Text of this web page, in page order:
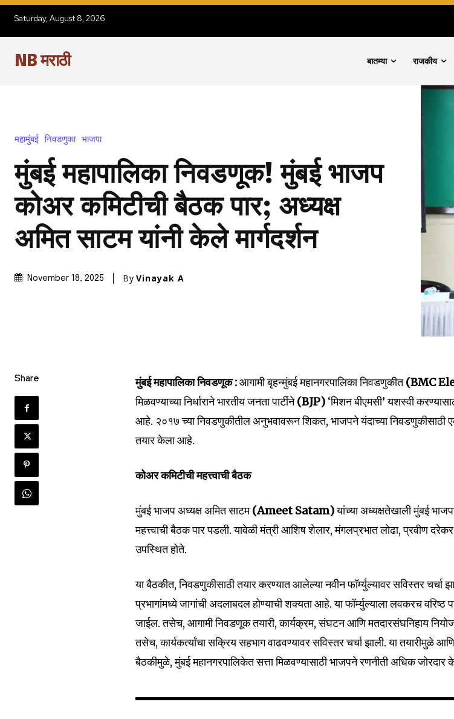
Join our community of
SUBSCRIBERS and be part
of the conversation.
To subscribe, simply enter your email address on our website or click
the subscribe button below. Don't worry, we respect your privacy and
6,300
Fans
32,111
Followers
Saturday, August 8, 2026
NB मराठी बातम्या राजकीय
महामुंबई निवडणुका भाजपा
मुंबई महापालिका निवडणूक! मुंबई भाजप
कोअर कमिटीची बैठक पार; अध्यक्ष
अमित साटम यांनी केले मार्गदर्शन
November 18, 2025 By Vinayak A
Share मुंबई महापालिका निवडणूक :आगामी बृहन्मुंबई महानगरपालिकानिवडणुकीत(BMC
मिळवण्याच्या निर्धाराने भारतीय जनता पार्टीने(BJP) ‘मिशन बीएमसी’ यशस्वी
आहे. २०१७ च्या निवडणुकीतील अनुभवावरून शिकत, भाजपने यंदाच्या निवडणुकीसाठी एक
तयार केला आहे.
कोअर कमिटीची महत्त्वाची बैठक
मुंबई भाजप अध्यक्ष अमित साटम(Ameet Satam)यांच्या अध्यक्षतेखाली मुंबई
महत्त्वाची बैठक पार पडली. यावेळी मंत्री आशिष शेलार, मंगलप्रभात लोढा, प्रवीण दरेकर
उपस्थित होते.
या बैठकीत, निवडणुकीसाठी तयार करण्यात आलेल्या नवीन फॉर्म्युल्यावर सविस्तर चर्चा
प्रभागांमध्ये जागांची अदलाबदल होण्याची शक्यता आहे. या फॉर्म्युल्याला लवकरच वरिष्ठ
जाईल. तसेच, आगामी निवडणूक तयारी, कार्यक्रम, संघटन आणि मतदारसंघनिहाय
तसेच, कार्यकर्त्यांचा सक्रिय सहभाग वाढवण्यावर सविस्तर चर्चा झाली. या तयारीमुळे
बैठकीमुळे, मुंबई महानगरपालिकेत सत्ता मिळवण्यासाठी भाजपने रणनीती अधिक